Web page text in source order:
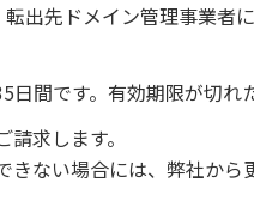
出先ドメイン管理事業者
間です。有効期限が切れ
求します。
ない場合には、弊社から